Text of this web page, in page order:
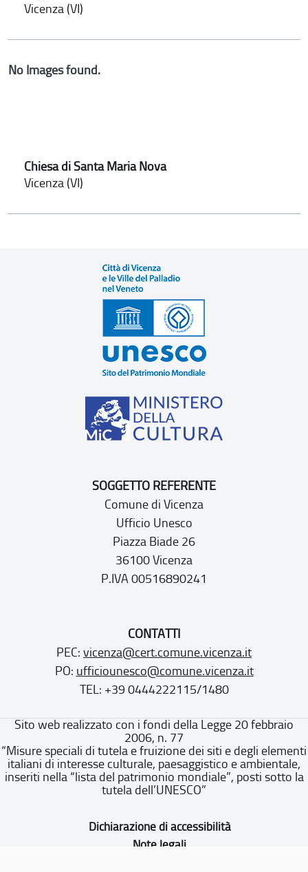
Vicenza (VI)
No Images found.
Chiesa di Santa Maria Nova
Vicenza (VI)
SOGGETTO REFERENTE
Comune di Vicenza
Ufficio Unesco
Piazza Biade 26
36100 Vicenza
P.IVA 00516890241
CONTATTI
PEC: vicenza@cert.comune.vicenza.it
PO: ufficiounesco@comune.vicenza.it
TEL: +39 0444222115/1480
Sito web realizzato con i fondi della Legge 20 febbraio
2006, n. 77
“Misure speciali di tutela e fruizione dei siti e degli elementi
italiani di interesse culturale, paesaggistico e ambientale,
inseriti nella “lista del patrimonio mondiale”, posti sotto la
tutela dell’UNESCO”
Dichiarazione di accessibilità
Note legali